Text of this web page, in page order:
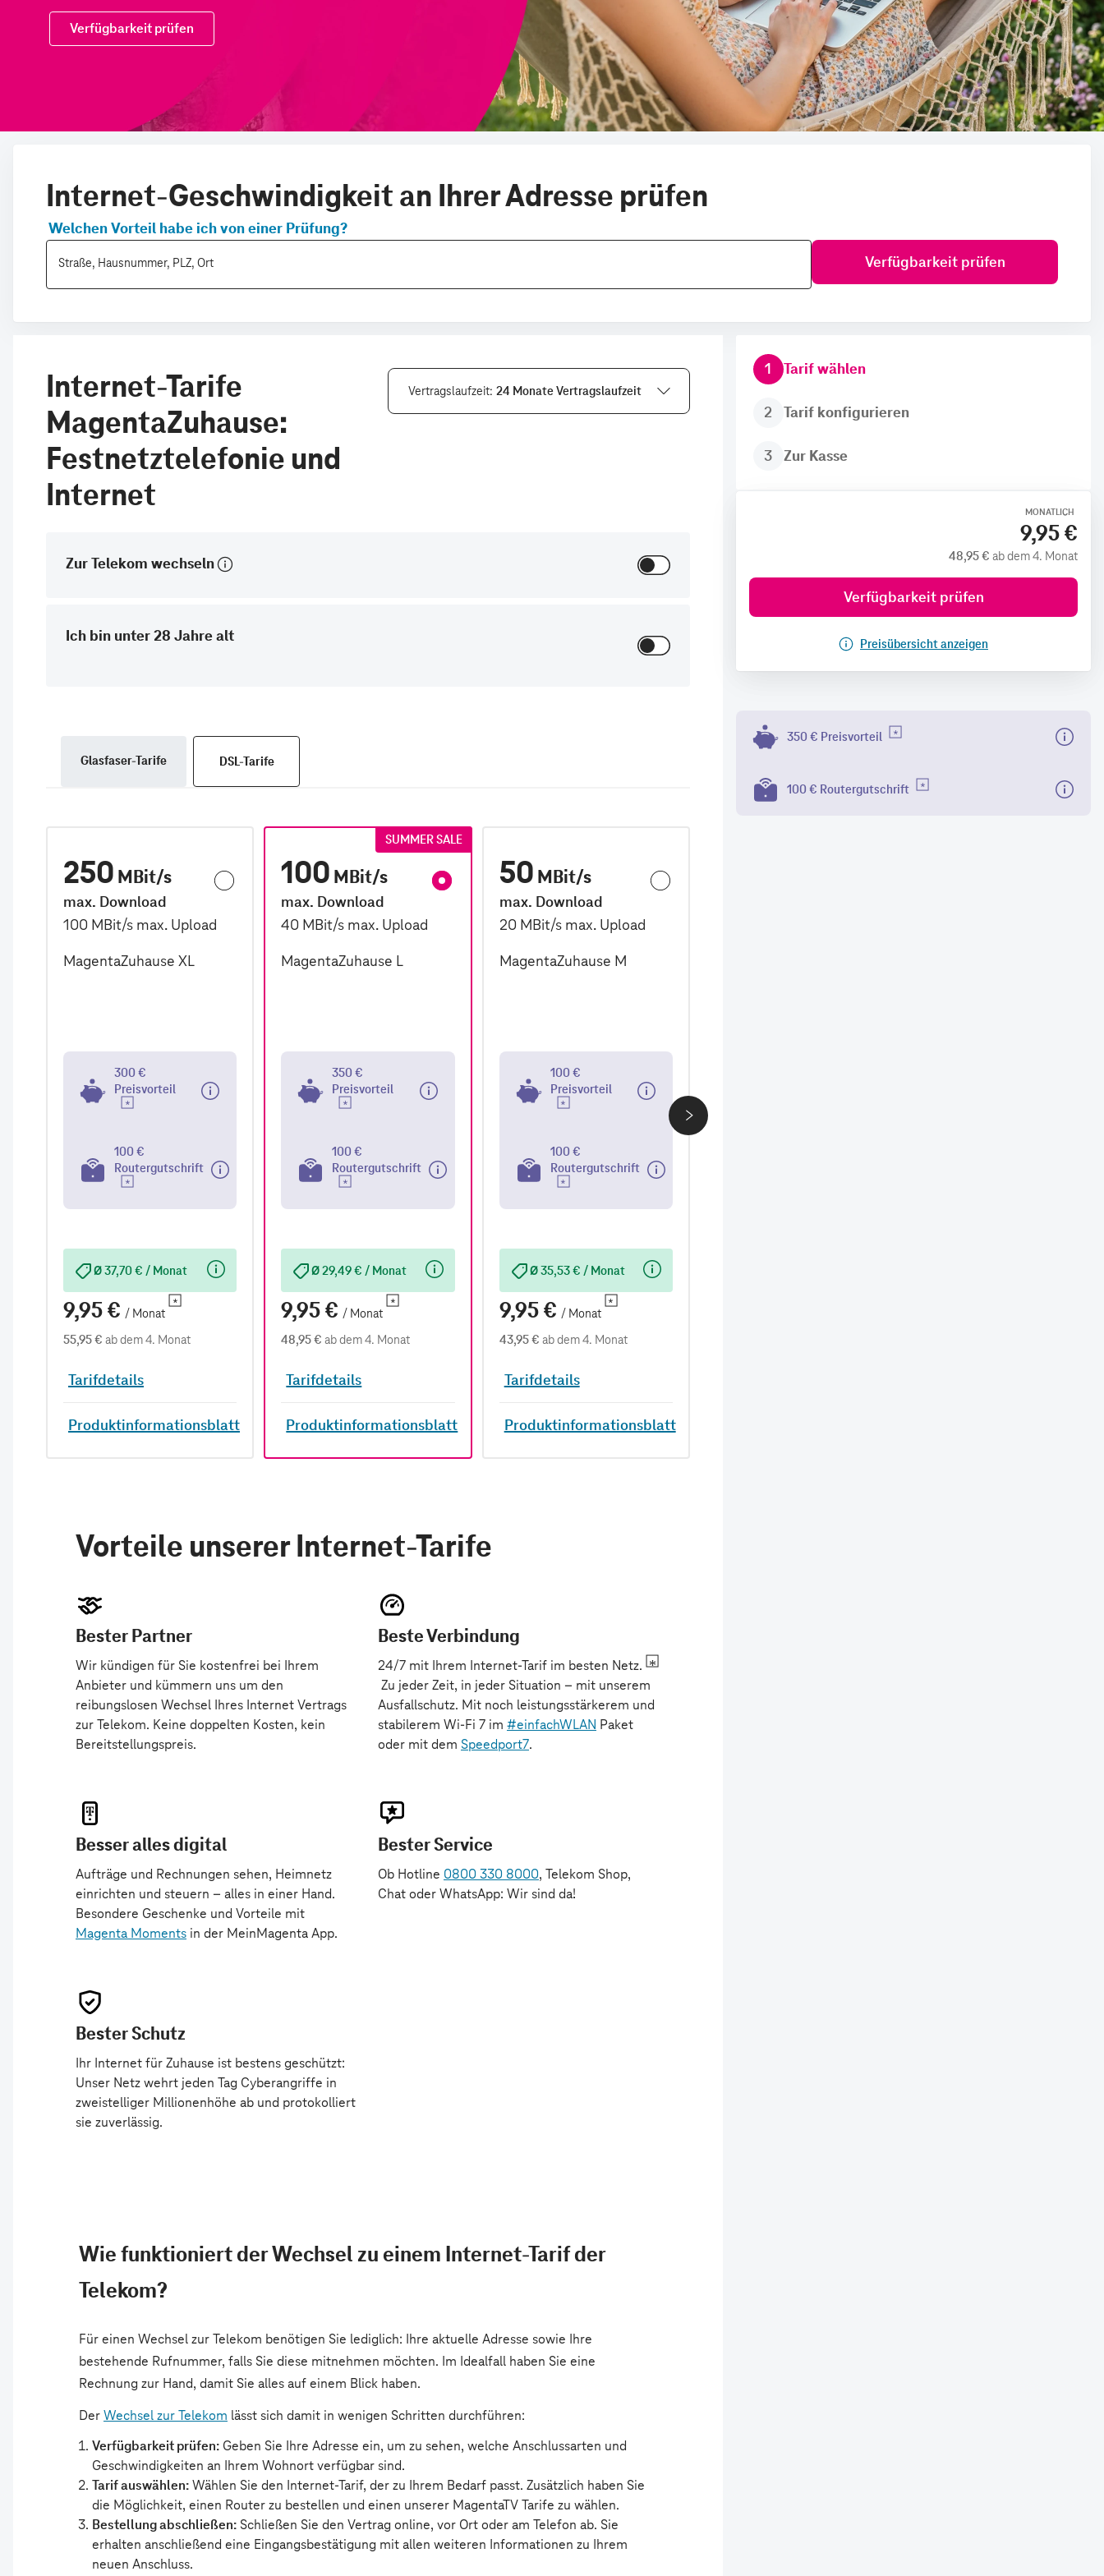
Internet-Geschwindigkeit an Ihrer Adresse prüfen
Welchen Vorteil habe ich von einer Prüfung?
Straße, Hausnummer, PLZ, Ort Verfügbarkeit prüfen
Internet-Tarife
MagentaZuhause:
Festnetztelefonie und
Internet
Vertragslaufzeit 24 Monate Vertragslaufzeit
Zur Telekom wechseln
Ich bin unter 28 Jahre alt
Glasfaser-Tarife DSL-Tarife
250 MBit/s
max. Download
100 MBit/s max. Upload
MagentaZuhause XL
300 €
Preisvorteil
100 €
Routergutschrift
9,95 € / Monat
Ø 37,70 € / Monat
55,95 € ab dem 4. Monat
Tarifdetails
Produktinformationsblatt
100 MBit/s
max. Download
40 MBit/s max. Upload
SUMMER SALE
MagentaZuhause L
350 €
Preisvorteil
100 €
Routergutschrift
9,95 € / Monat
Ø 29,49 € / Monat
48,95 € ab dem 4. Monat
Tarifdetails
Produktinformationsblatt
50 MBit/s
max. Download
20 MBit/s max. Upload
MagentaZuhause M
100 €
Preisvorteil
100 €
Routergutschrift
9,95 € / Monat
Ø 35,53 € / Monat
43,95 € ab dem 4. Monat
Tarifdetails
Produktinformationsblatt
1 Tarif wählen
2 Tarif konfigurieren
3 Zur Kasse
MONATLICH
9,95 €
48,95 € ab dem 4. Monat
Verfügbarkeit prüfen
Preisübersicht anzeigen
350 € Preisvorteil
100 € Routergutschrift